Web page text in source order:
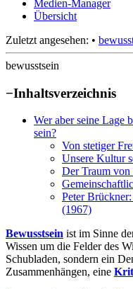
Medien-Manager
Übersicht
Zuletzt angesehen: •
bewusstsein
−Inhaltsverzeichnis
Wer aber seine Lage
sein?
Von stetiger
Unsere Kultur
Der Traum von
Peter
(1967)
Bewusstsein ist im Sinne
Wissen um die Felder des
Schubladen, sondern ein
Zusammenhängen, eine